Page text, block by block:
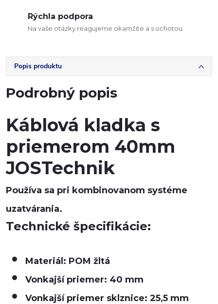
Rýchla podpora
Na vaše otázky reagujeme okamžite a s ochotou
Popis produktu
Podrobný popis
Káblová kladka s
priemerom 40mm
JOSTechnik
Používa sa pri kombinovanom systéme
uzatvárania.
Technické špecifikácie:
Materiál: POM žltá
Vonkajší priemer: 40 mm
Vonkajší priemer sklznice: 25,5 mm